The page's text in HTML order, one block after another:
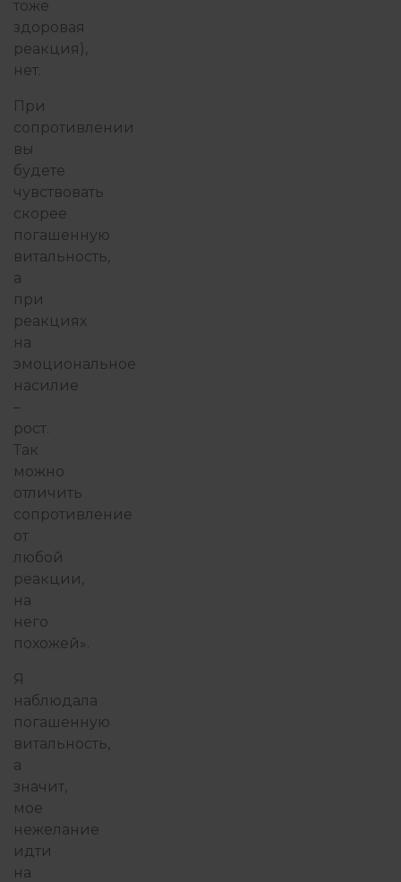
тоже
здоровая
реакция),
нет.
При
сопротивлении
вы
будете
чувствовать
скорее
погашенную
витальность,
а
при
реакциях
на
эмоциональное
насилие
–
рост.
Так
можно
отличить
сопротивление
от
любой
реакции,
на
него
похожей».
Я
наблюдала
погашенную
витальность,
а
значит,
мое
нежелание
идти
на